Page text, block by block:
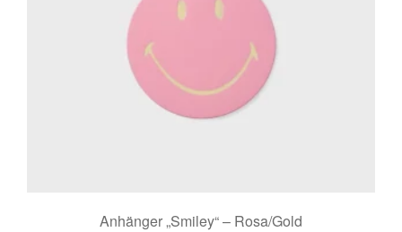
Anhänger „Smiley“ – Rosa/Gold